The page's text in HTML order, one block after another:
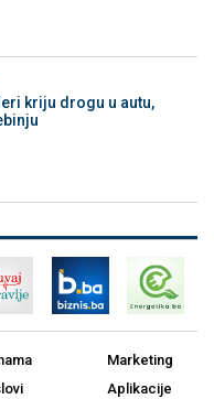
kriju drogu u autu,
Marketing
Aplikacije